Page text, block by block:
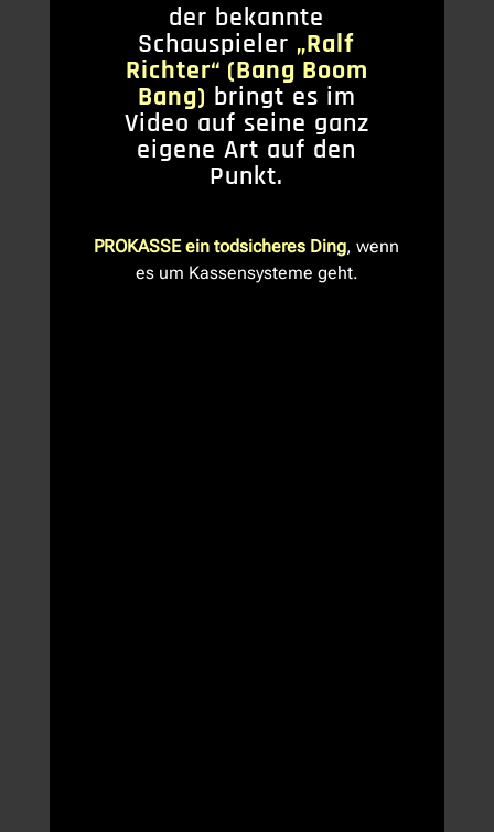
der bekannte
Schauspieler„Ralf
Richter“ (Bang Boom
Bang) bringt es im
Video auf seine ganz
eigene Art auf den
Punkt.
PROKASSE ein todsicheres Ding, wenn
es um Kassensysteme geht.